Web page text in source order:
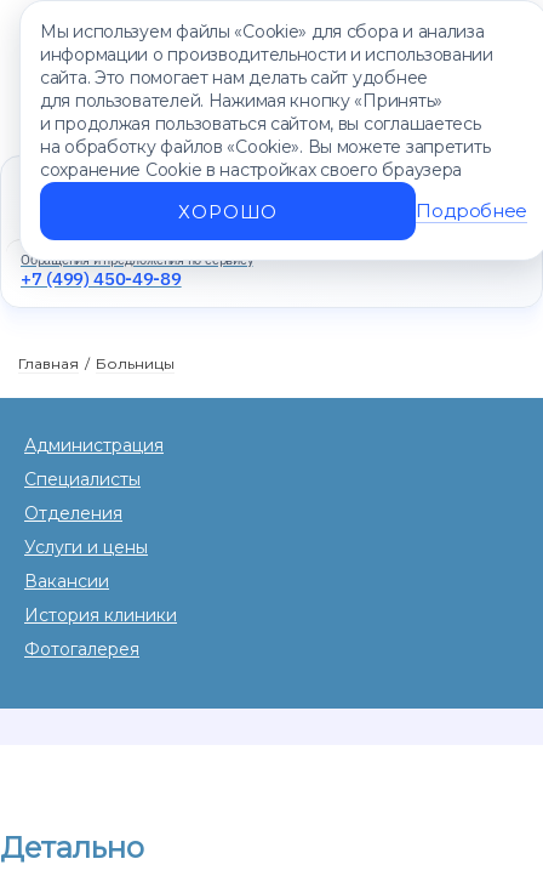
Мы используем файлы «Cookie» для сбора и анализа
информации о производительности и использовании
сайта. Это помогает нам делать сайт удобнее
для пользователей. Нажимая кнопку «Принять»
и продолжая пользоваться сайтом, вы соглашаетесь
на обработку файлов «Cookie». Вы можете запретить
сохранение Cookie в настройках своего браузера
ХОРОШО Подробнее
Единый контакт-центр
+7 (499) 450-88-89
Ежедневно с 8:00 до 20:00
Обращения и предложения по сервису
+7 (499) 450-49-89
Главная / Больницы
Детально
Администрация
Специалисты
Отделения
Услуги и цены
Вакансии
История клиники
Фотогалерея